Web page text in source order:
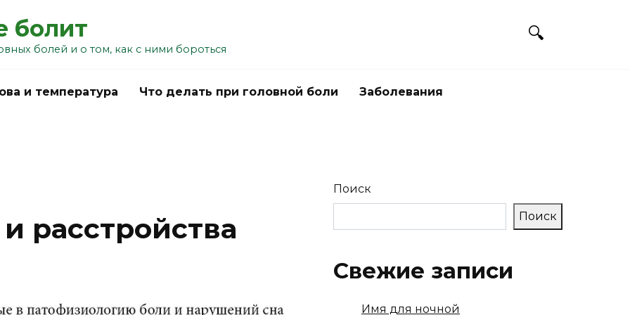
болит
болей и о том, как с ними бороться
и температура Что делать при головной боли Заболевания
расстройства
Поиск
Поиск
Свежие записи
Имя для ночной